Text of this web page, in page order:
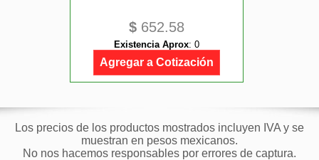
$ 652.58
Existencia Aprox: 0
Agregar a Cotización
Los precios de los productos mostrados incluyen IVA y se
muestran en pesos mexicanos.
No nos hacemos responsables por errores de captura.